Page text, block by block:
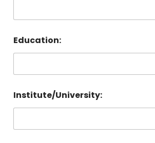
Education:
Institute/University: